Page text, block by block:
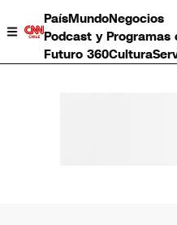
PaísMundoNegocios
Podcast y Programas
Futuro 360Cultura